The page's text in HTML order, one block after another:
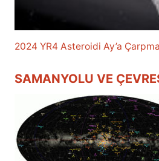
2024 YR4 Asteroidi Ay’a
SAMANYOLU VE